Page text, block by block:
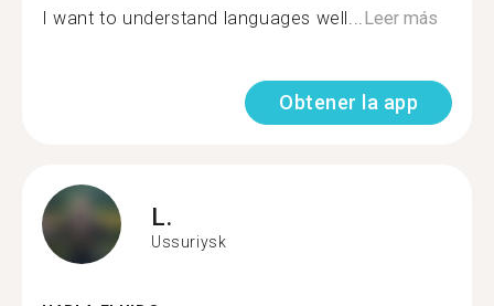
I want to understand languages well...Leer más
Obtener la app
L.
Ussuriysk